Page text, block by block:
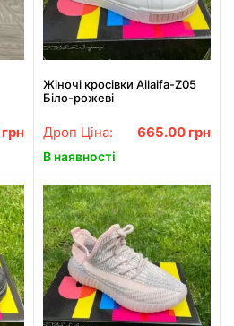
грн
Жіночі кросівки Ailaifa-Z05
Біло-рожеві
Дроп Ціна: 665.00 грн
В наявності